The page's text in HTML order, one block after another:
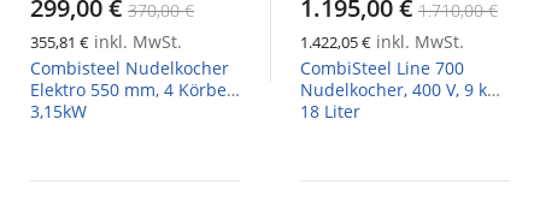
299,00 € 370,00 €
355,81 € inkl. MwSt.
Combisteel Nudelkocher
Elektro 550 mm, 4 Körbe,
3,15kW
1.195,00 € 1.710,00 €
1.422,05 € inkl. MwSt.
CombiSteel Line 700
Nudelkocher, 400 V, 9 kW,
18 Liter